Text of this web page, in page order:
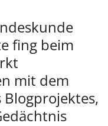
fing beim
mit dem